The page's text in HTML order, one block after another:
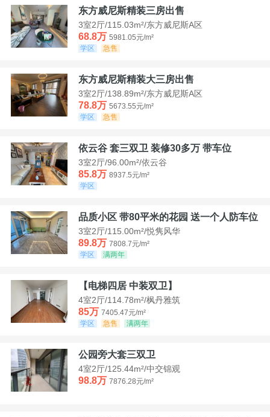
东方威尼斯精装三房出售
3室2厅/115.03m²/东方威尼斯A区
68.8万 5981.05元/m²
学区
急售
东方威尼斯精装大三房出售
3室2厅/138.89m²/东方威尼斯A区
78.8万 5673.55元/m²
学区
急售
依云谷 套三双卫 装修30多万 带车位
3室2厅/96.00m²/依云谷
85.8万 8937.5元/m²
学区
品质小区 带80平米的花园 送一个人防车位
3室2厅/115.00m²/悦隽风华
89.8万 7808.7元/m²
学区
满两年
【电梯四居 中装双卫】
4室2厅/114.78m²/枫丹雅筑
85万 7405.47元/m²
学区
急售 满两年
公园旁大套三双卫
4室2厅/125.44m²/中交锦观
98.8万 7876.28元/m²